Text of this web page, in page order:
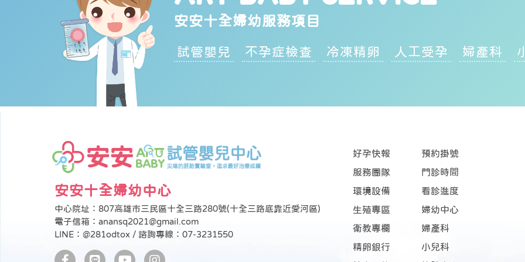
安安十全婦幼服務項目
試管嬰兒 不孕症檢查 冷凍精卵 人工受孕 婦產科
安安十全婦幼中心
中心院址：807高雄市三民區十全三路280號(十全三路底靠近愛河區)
電子信箱：anansq2021@gmail.com
LINE：@281odtox / 諮詢專線：07-3231550
好孕快報
預約掛號
服務團隊
門診時間
環境設備
看診進度
生殖專區
婦幼中心
衛教專欄
婦產科
精卵銀行
小兒科